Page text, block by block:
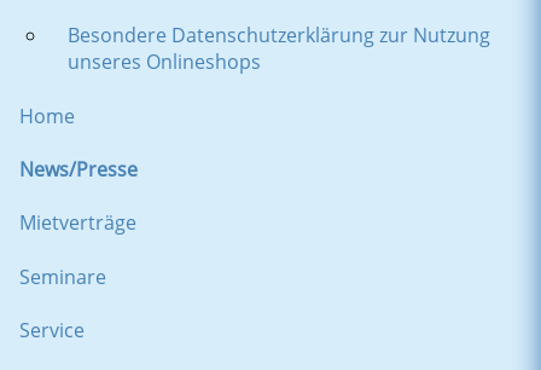
Besondere Datenschutzerklärung zur Nutzung
unseres Onlineshops
Home
News/Presse
Mietverträge
Seminare
Service